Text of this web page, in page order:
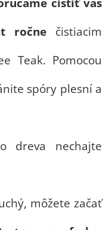
ročnečistiacim
Teak. Pomocou
spóry plesní a
dreva nechajte
môžete začať